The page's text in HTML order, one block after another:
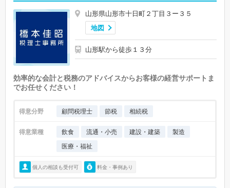
山形県山形市十日町２丁目３ー３５
地図
山形駅から徒歩１３分
効率的な会計と税務のアドバイスからお客様の経営サポートま
でお任せください！
得意分野 顧問税理士 節税 相続税
得意業種 飲食 流通・小売 建設・建築
製造
医療・福祉
個人の相談も受付可 料金・事例あり